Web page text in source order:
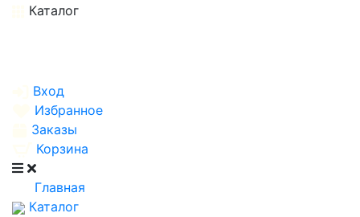
Каталог
Вход
Избранное
Заказы
Корзина
Главная
Каталог